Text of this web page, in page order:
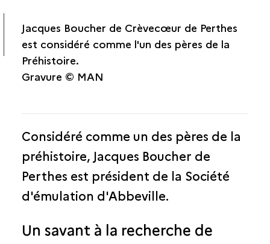
Salomon Reinach
Camille Jullian
Émile Espérandieu
Jacques Boucher de Crèvecœur de Perthes
est considéré comme l'un des pères de la
Préhistoire.
Gravure © MAN
Considéré comme un des pères de la
préhistoire, Jacques Boucher de
Perthes est président de la Société
d'émulation d'Abbeville.
Un savant à la recherche de